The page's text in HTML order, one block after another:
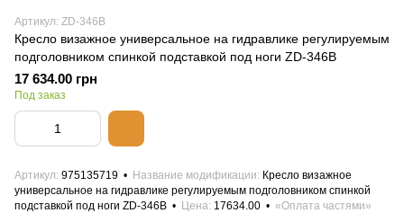
Артикул: ZD-346B
Кресло визажное универсальное на гидравлике регулируемым
подголовником спинкой подставкой под ноги ZD-346B
17 634.00 грн
Под заказ
Артикул 975135719 Название модификации
Кресло визажное
универсальное на гидравлике регулируемым подголовником спинкой
подставкой под ноги ZD-346B
Цена 17634.00
«Оплата частями»